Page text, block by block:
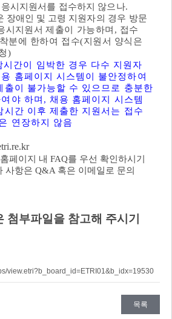
시지원서를 접수하지 않으나.
장애인 및 고령 지 원자의 경우 방문
시지원서 제출이 가능하며 , 접수
분에 한하여 접수(지원서 양식은
)
시간이 임박한 경우 다수 지원자
홈페이지 시스템이 불안정하여
출이 불가능할 수 있으므로 충분한
야 하며 , 채용 홈페이지 시스템
시간 이후 제출한 지원서는 접수
연장하지 않음
페이지 내 FAQ를 우선 확인하시기
사항은Q&A 혹은 이메일로 문의
부파일을 참고해 주시기
view.etri?b_board_id=ETRI01&b_idx=19530
목록